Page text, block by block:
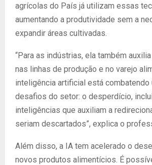
agrícolas do País já utilizam essas
aumentando a produtividade sem a
expandir áreas cultivadas.
“Para as indústrias, ela também
nas linhas de produção e no varejo
inteligência artificial está combatendo
desafios do setor: o desperdício,
inteligências que auxiliam a
seriam descartados”, explica o
Além disso, a IA tem acelerado o
novos produtos alimentícios. É